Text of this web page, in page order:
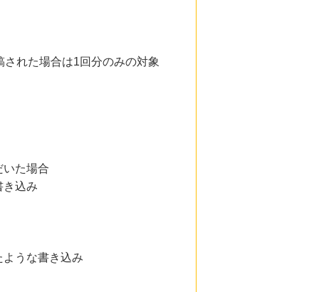
れた場合は1回分のみの対象
た場合
込み
うな書き込み